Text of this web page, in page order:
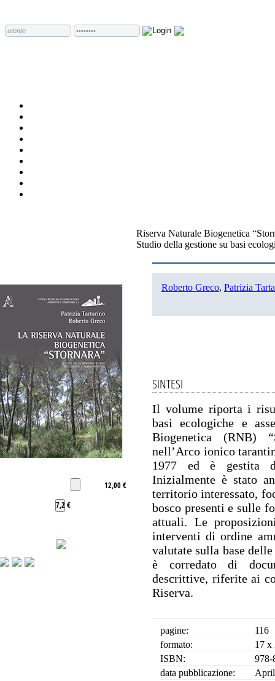
Riserva Naturale Biogenetica
Studio della gestione su basi
12,00 €
7,2 €
Roberto Greco, Patrizia
SINTESI
Il volume riporta i
basi ecologiche e
Biogenetica (RNB)
nell’Arco ionico
1977 ed è gestita
Inizialmente è stato
territorio interessato,
bosco presenti e sulle
attuali. Le
interventi di ordine
valutate sulla base
è corredato di
descrittive, riferite ai
Riserva.
pagine:
116
formato:
17 x
ISBN:
978-
data pubblicazione: